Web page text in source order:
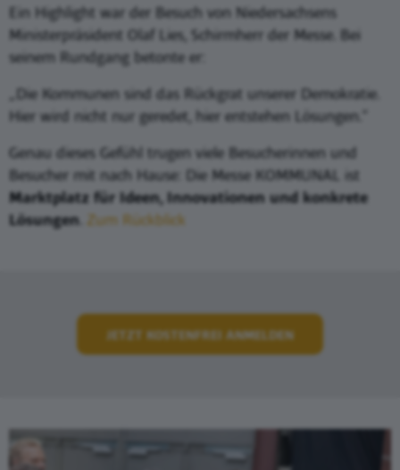
Ein Highlight war der Besuch von Niedersachsens
Ministerpräsident Olaf Lies, Schirmherr der Messe. Bei
seinem Rundgang betonte er:
„Die Kommunen sind das Rückgrat unserer Demokratie.
Hier wird nicht nur geredet, hier entstehen Lösungen.“
Genau dieses Gefühl trugen viele Besucherinnen und
Besucher mit nach Hause: Die Messe KOMMUNAL ist
Marktplatz für Ideen, Innovationen und konkrete
Lösungen Zum Rückblick
JETZT KOSTENFREI ANMELDEN